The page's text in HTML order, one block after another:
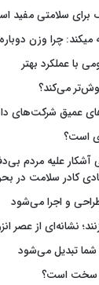
برای سلامتی مفید
میکند: چرا وزن
با عملکرد بهتر
می‌کند؟
عمیق شرکت‌های
است؟
آشکار علیه مردم
کادر سلامت در
طراحی و اجرا می‌شود
نشانه‌ای از عصر
تبدیل می‌شود
سخت است؟